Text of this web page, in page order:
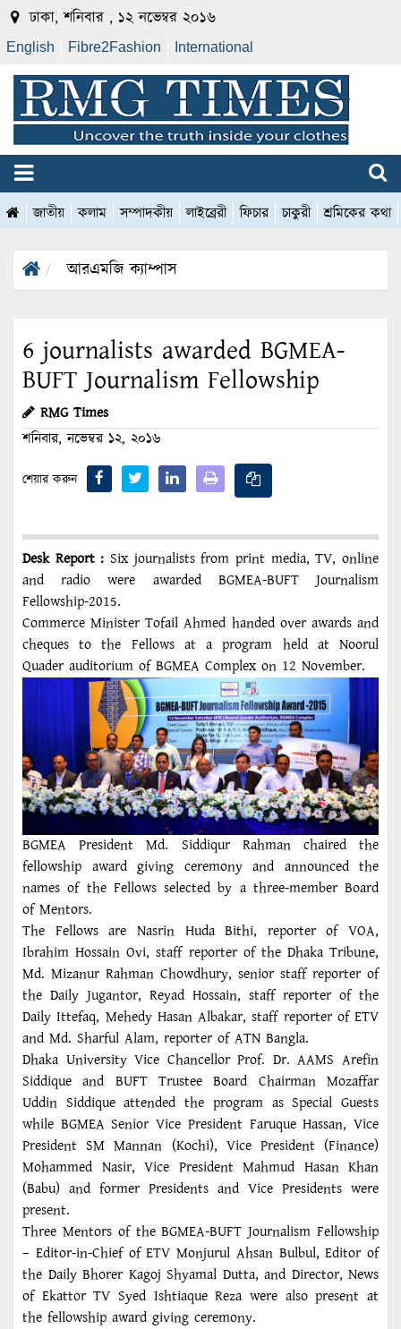
ঢাকা, শনিবার , ১২ নভেম্বর ২০১৬
English Fibre2Fashion International
জাতীয় কলাম সম্পাদকীয় লাইব্রেরী ফিচার চাকুরী শ্রমিকের কথা
আরএমজি ক্যাম্পাস
6 journalists awarded BGMEA-
BUFT Journalism Fellowship
RMG Times
শনিবার, নভেম্বর ১২, ২০১৬
শেয়ার করুন
Desk Report : Six journalists from print media, TV, online
and radio were awarded BGMEA-BUFT Journalism
Fellowship-2015.
Commerce Minister Tofail Ahmed handed over awards and
cheques to the Fellows at a program held at Noorul
Quader auditorium of BGMEA Complex on 12 November.
BGMEA President Md. Siddiqur Rahman chaired the
fellowship award giving ceremony and announced the
names of the Fellows selected by a three-member Board
of Mentors.
The Fellows are Nasrin Huda Bithi, reporter of VOA,
Ibrahim Hossain Ovi, staff reporter of the Dhaka Tribune,
Md. Mizanur Rahman Chowdhury, senior staff reporter of
the Daily Jugantor, Reyad Hossain, staff reporter of the
Daily Ittefaq, Mehedy Hasan Albakar, staff reporter of ETV
and Md. Sharful Alam, reporter of ATN Bangla.
Dhaka University Vice Chancellor Prof. Dr. AAMS Arefin
Siddique and BUFT Trustee Board Chairman Mozaffar
Uddin Siddique attended the program as Special Guests
while BGMEA Senior Vice President Faruque Hassan, Vice
President SM Mannan (Kochi), Vice President (Finance)
Mohammed Nasir, Vice President Mahmud Hasan Khan
(Babu) and former Presidents and Vice Presidents were
present.
Three Mentors of the BGMEA-BUFT Journalism Fellowship
– Editor-in-Chief of ETV Monjurul Ahsan Bulbul, Editor of
the Daily Bhorer Kagoj Shyamal Dutta, and Director, News
of Ekattor TV Syed Ishtiaque Reza were also present at
the fellowship award giving ceremony.